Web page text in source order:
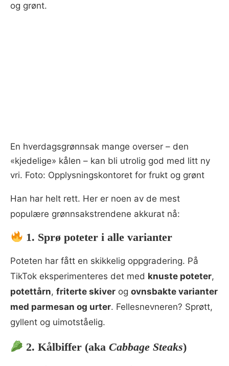
og grønt.
En hverdagsgrønnsak mange overser – den
«kjedelige» kålen – kan bli utrolig god med litt ny
vri. Foto: Opplysningskontoret for frukt og grønt
Han har helt rett. Her er noen av de mest
populære grønnsakstrendene akkurat nå:
1. Sprø poteter i alle varianter
Poteten har fått en skikkelig oppgradering. På
TikTok eksperimenteres det med knuste poteter,
potettårn, friterte skiver og ovnsbakte varianter
med parmesan og urter. Fellesnevneren? Sprøtt,
gyllent og uimotståelig.
2. Kålbiffer (akaCabbage Steaks)